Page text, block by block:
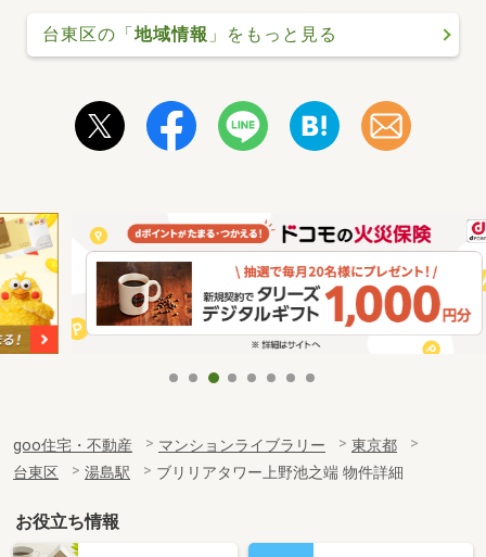
台東区の「 地域情報 」をもっと見る
goo住宅・不動産 マンションライブラリー
東京都
台東区
湯島駅 ブリリアタワー上野池之端 物件詳細
お役立ち情報